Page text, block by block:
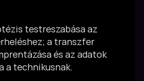
testreszabása az
a transzfer
és az adatok
a technikusnak.